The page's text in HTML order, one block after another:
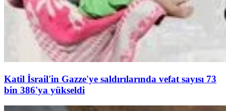
Katil İsrail'in Gazze'ye saldırılarında vefat sayısı 73
bin 386'ya yükseldi